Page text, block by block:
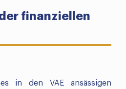
finanziellen
in den VAE ansässigen